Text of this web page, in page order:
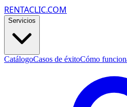
RENTACLIC.COM
Servicios
CatálogoCasos de éxitoCómo